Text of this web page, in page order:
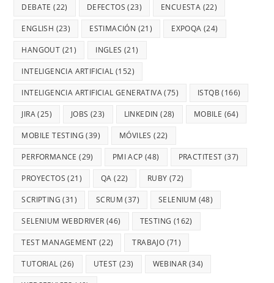
DEBATE (22) DEFECTOS (23) ENCUESTA (22)
ENGLISH (23) ESTIMACIÓN (21) EXPOQA (24)
HANGOUT (21) INGLES (21)
INTELIGENCIA ARTIFICIAL (152)
INTELIGENCIA ARTIFICIAL GENERATIVA(75) ISTQB (166)
JIRA(25) JOBS (23) LINKEDIN (28) MOBILE (64)
MOBILE TESTING (39) MÓVILES (22)
PERFORMANCE (29) PMI ACP (48) PRACTITEST (37)
PROYECTOS (21) QA (22) RUBY (72)
SCRIPTING (31) SCRUM (37) SELENIUM (48)
SELENIUM WEBDRIVER (46) TESTING (162)
TEST MANAGEMENT (22) TRABAJO (71)
TUTORIAL (26) UTEST (23) WEBINAR (34)